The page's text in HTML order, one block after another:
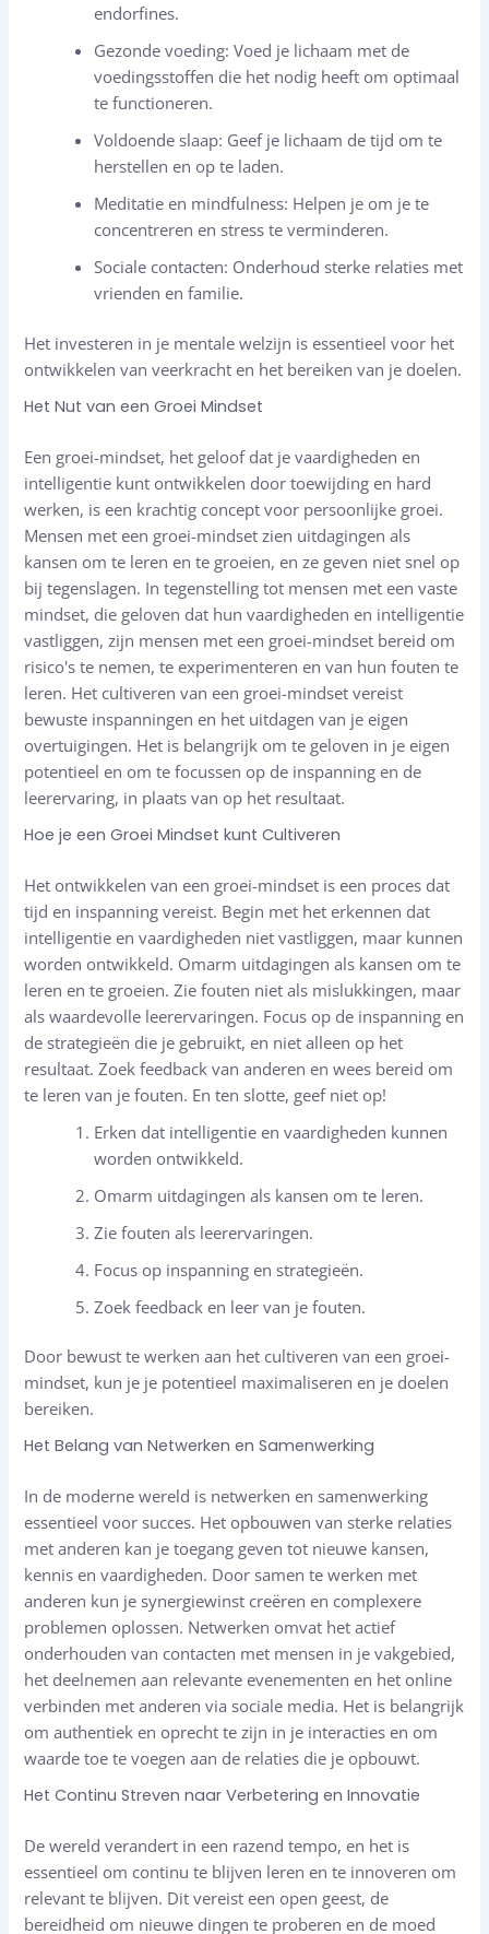
endorfines.
Gezonde voeding: Voed je lichaam met de
voedingsstoffen die het nodig heeft om optimaal
te functioneren.
Voldoende slaap: Geef je lichaam de tijd om te
herstellen en op te laden.
Meditatie en mindfulness: Helpen je om je te
concentreren en stress te verminderen.
Sociale contacten: Onderhoud sterke relaties met
vrienden en familie.
Het investeren in je mentale welzijn is essentieel voor het
ontwikkelen van veerkracht en het bereiken van je doelen.
Het Nut van een Groei Mindset
Een groei-mindset, het geloof dat je vaardigheden en
intelligentie kunt ontwikkelen door toewijding en hard
werken, is een krachtig concept voor persoonlijke groei.
Mensen met een groei-mindset zien uitdagingen als
kansen om te leren en te groeien, en ze geven niet snel op
bij tegenslagen. In tegenstelling tot mensen met een vaste
mindset, die geloven dat hun vaardigheden en intelligentie
vastliggen, zijn mensen met een groei-mindset bereid om
risico's te nemen, te experimenteren en van hun fouten te
leren. Het cultiveren van een groei-mindset vereist
bewuste inspanningen en het uitdagen van je eigen
overtuigingen. Het is belangrijk om te geloven in je eigen
potentieel en om te focussen op de inspanning en de
leerervaring, in plaats van op het resultaat.
Hoe je een Groei Mindset kunt Cultiveren
Het ontwikkelen van een groei-mindset is een proces dat
tijd en inspanning vereist. Begin met het erkennen dat
intelligentie en vaardigheden niet vastliggen, maar kunnen
worden ontwikkeld. Omarm uitdagingen als kansen om te
leren en te groeien. Zie fouten niet als mislukkingen, maar
als waardevolle leerervaringen. Focus op de inspanning en
de strategieën die je gebruikt, en niet alleen op het
resultaat. Zoek feedback van anderen en wees bereid om
te leren van je fouten. En ten slotte, geef niet op!
Erken dat intelligentie en vaardigheden kunnen
worden ontwikkeld.
Omarm uitdagingen als kansen om te leren.
Zie fouten als leerervaringen.
Focus op inspanning en strategieën.
Zoek feedback en leer van je fouten.
Door bewust te werken aan het cultiveren van een groei-
mindset, kun je je potentieel maximaliseren en je doelen
bereiken.
Het Belang van Netwerken en Samenwerking
In de moderne wereld is netwerken en samenwerking
essentieel voor succes. Het opbouwen van sterke relaties
met anderen kan je toegang geven tot nieuwe kansen,
kennis en vaardigheden. Door samen te werken met
anderen kun je synergiewinst creëren en complexere
problemen oplossen. Netwerken omvat het actief
onderhouden van contacten met mensen in je vakgebied,
het deelnemen aan relevante evenementen en het online
verbinden met anderen via sociale media. Het is belangrijk
om authentiek en oprecht te zijn in je interacties en om
waarde toe te voegen aan de relaties die je opbouwt.
Het Continu Streven naar Verbetering en Innovatie
De wereld verandert in een razend tempo, en het is
essentieel om continu te blijven leren en te innoveren om
relevant te blijven. Dit vereist een open geest, de
bereidheid om nieuwe dingen te proberen en de moed